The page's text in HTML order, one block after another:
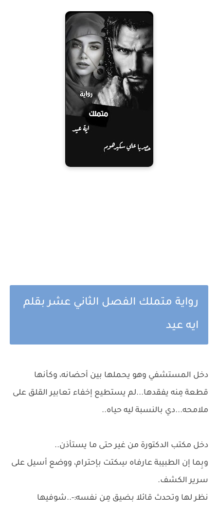
رواية متملك الفصل الثاني عشر بقلم
ايه عيد
دخل المستشفي وهو يحملها بين أحضانه، وكأنها
قطعة مِنه يفقدها...لم يستطيع إخفاء تعابير القلق على
ملامحه...دي بالنسبة ليه حياه..
دخل مكتب الدكتورة من غير حتى ما يستأذن..
وبِما إن الطبيبة عارفاه سِكتت بإحترام، ووضع أسيل على
سرير الكشف.
نظر لها وتحدث قائلا بضيق مِن نفسه:-..شوفيها